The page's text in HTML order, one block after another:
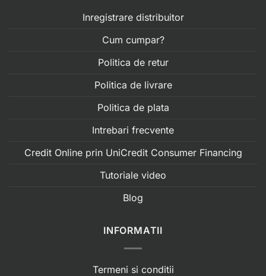
Inregistrare distribuitor
Cum cumpar?
Politica de retur
Politica de livrare
Politica de plata
Intrebari frecvente
Credit Online prin UniCredit Consumer Financing
Tutoriale video
Blog
INFORMATII
Termeni si conditii